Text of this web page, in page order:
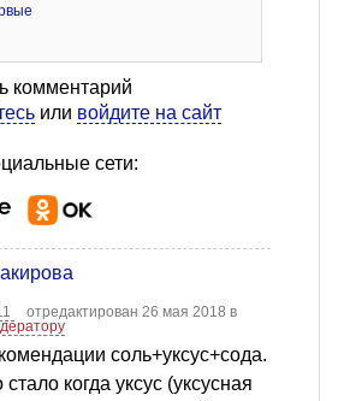
комментарий
или войдите на сайт
сети:
отредактирован 26 мая 2018 в
соль+уксус+сода.
когда уксус (уксусная